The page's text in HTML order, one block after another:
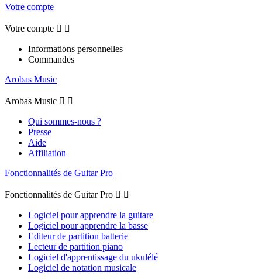
Votre compte
Votre compte  
Informations personnelles
Commandes
Arobas Music
Arobas Music  
Qui sommes-nous ?
Presse
Aide
Affiliation
Fonctionnalités de Guitar Pro
Fonctionnalités de Guitar Pro  
Logiciel pour apprendre la guitare
Logiciel pour apprendre la basse
Editeur de partition batterie
Lecteur de partition piano
Logiciel d'apprentissage du ukulélé
Logiciel de notation musicale